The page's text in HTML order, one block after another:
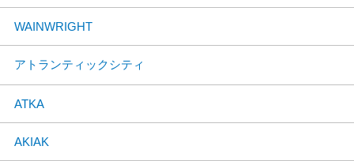
WAINWRIGHT
アトランティックシティ
ATKA
AKIAK